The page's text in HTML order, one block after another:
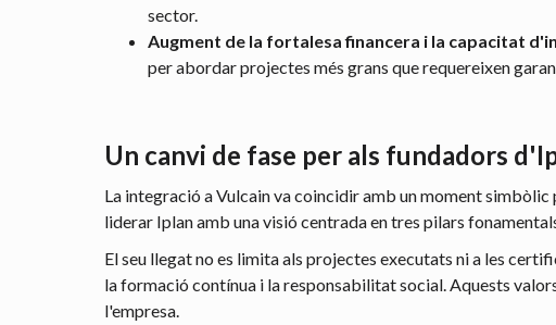
sector.
Augment de la fortalesa financera i la capacitat
per abordar projectes més grans que requereixen
Un canvi de fase per als fundadors
La integració a Vulcain va coincidir amb un moment
liderar Iplan amb una visió centrada en tres pilars
El seu llegat no es limita als projectes executats ni a les
la formació contínua i la responsabilitat social. Aquests
l'empresa.